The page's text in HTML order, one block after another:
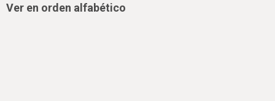
Ver en orden alfabético